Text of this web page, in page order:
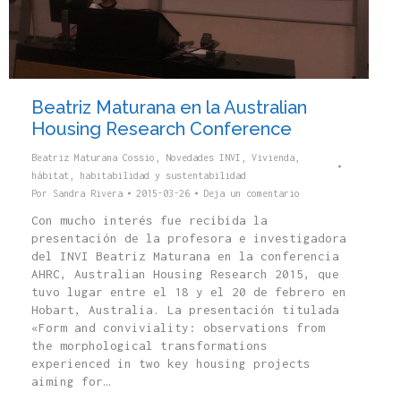
Beatriz Maturana en la Australian
Housing Research Conference
Beatriz Maturana Cossio Novedades INVI
Vivienda,
hábitat, habitabilidad y sustentabilidad
Por Sandra Rivera 2015-03-26 Deja un comentario
Con mucho interés fue recibida la
presentación de la profesora e investigadora
del INVI Beatriz Maturana en la conferencia
AHRC, Australian Housing Research 2015, que
tuvo lugar entre el 18 y el 20 de febrero en
Hobart, Australia. La presentación titulada
«Form and conviviality: observations from
the morphological transformations
experienced in two key housing projects
aiming for…